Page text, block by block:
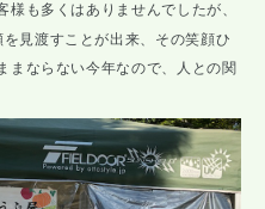
も多くはありませんでしたが、
見渡すことが出来、その笑顔ひ
まならない今年なので、人との関